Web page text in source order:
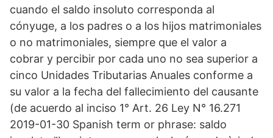
cuando el saldo insoluto corresponda al
cónyuge, a los padres o a los hijos matrimoniales
o no matrimoniales, siempre que el valor a
cobrar y percibir por cada uno no sea superior a
cinco Unidades Tributarias Anuales conforme a
su valor a la fecha del fallecimiento del causante
(de acuerdo al inciso 1° Art. 26 Ley N° 16.271
2019-01-30 Spanish term or phrase: saldo